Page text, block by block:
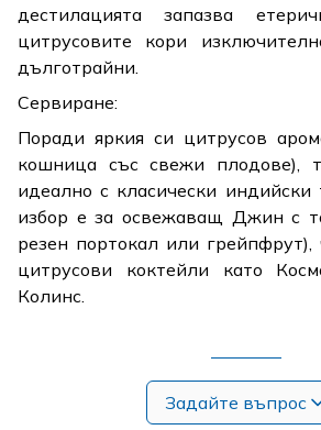
дестилацията запазва
цитрусовите кори
дълготрайни.
Сервиране:
Поради яркия си цитрусов
кошница със свежи плодове),
идеално с класически индийски
избор е за освежаващ Джин с
резен портокал или
цитрусови коктейли като
Колинс
Задайте въпрос